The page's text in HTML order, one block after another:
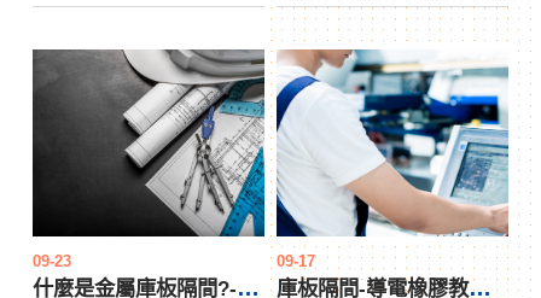
體濃度會下降，因為這是植
物可以充分吸收二氧化碳的
時間。然後用四分之三的醋
裝滿瓶子。再次可以看到氣
泡在瓶子內上升。而這些可
以觀察到的氣泡就是瓶子內
部產生的二氧化碳。
個“安靜”的行業，因為它是生
產的重要組成庫板部分，水
平包裝機但公眾並不熟悉。
卡夫、納貝斯克、安海斯-布
希、寶潔等數百家大小公司
每天都依賴這個行業來生產
和包裝他們的水平包裝機產
品。您當地的定制包裝和履
行操作也使用熱熔膠作為其
包裝組裝過程的關鍵要素。
下次當您打開包裝食品、撕
09-23
什麼是金屬庫板隔間?-印刷
09-17
庫板隔間-導電橡膠教學ppt